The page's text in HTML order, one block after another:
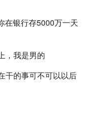
在银行存5000万一天
，我是男的
干的事可不可以以后